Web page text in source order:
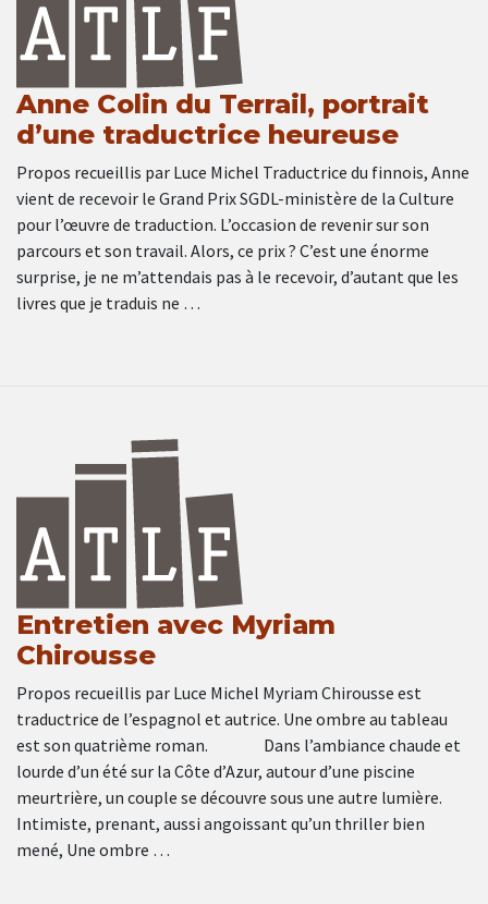
Anne Colin du Terrail, portrait
d’une traductrice heureuse
Propos recueillis par Luce Michel Traductrice du finnois, Anne
vient de recevoir le Grand Prix SGDL-ministère de la Culture
pour l’œuvre de traduction. L’occasion de revenir sur son
parcours et son travail. Alors, ce prix ? C’est une énorme
surprise, je ne m’attendais pas à le recevoir, d’autant que les
livres que je traduis ne …
Entretien avec Myriam
Chirousse
Propos recueillis par Luce Michel Myriam Chirousse est
traductrice de l’espagnol et autrice. Une ombre au tableau
est son quatrième roman. Dans l’ambiance chaude et
lourde d’un été sur la Côte d’Azur, autour d’une piscine
meurtrière, un couple se découvre sous une autre lumière.
Intimiste, prenant, aussi angoissant qu’un thriller bien
mené, Une ombre …